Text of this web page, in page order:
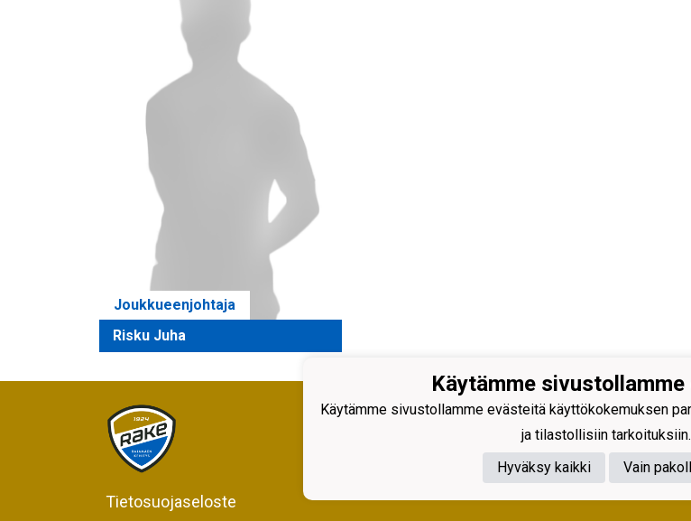
Joukkueenjohtaja
Risku Juha
Tietosuojaseloste
Rajamäen Kehitys ry
Y-tunnus 0598128-2
Käytämme
Käytämme sivustollamme evästeitä käyttökokemuksen
ja tilastollisiin tarkoituksiin.
Hyväksy kaikki
Vain